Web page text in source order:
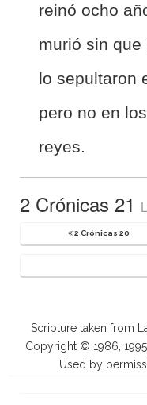
reinó ocho
murió sin
lo sepultaron
pero no en
reyes.
2 Crónicas 21
2 Crónicas 20
Scripture taken from
Copyright © 1986,
Used by